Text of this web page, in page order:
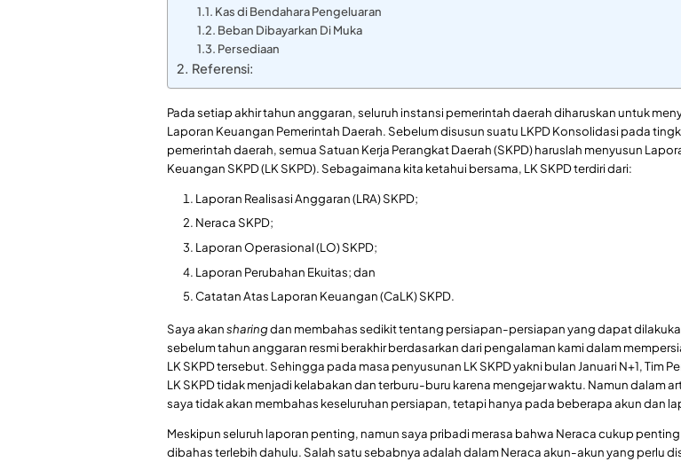
Kas di Bendahara Pengeluaran
Beban Dibayarkan Di Muka
Persediaan
Referensi:
Pada setiap akhir tahun anggaran, seluruh instansi pemerintah daerah diharuskan untuk
Laporan Keuangan Pemerintah Daerah. Sebelum disusun suatu LKPD Konsolidasi pada
pemerintah daerah, semua Satuan Kerja Perangkat Daerah (SKPD) haruslah menyusun
Keuangan SKPD (LK SKPD). Sebagaimana kita ketahui bersama, LK SKPD terdiri dari:
Laporan Realisasi Anggaran (LRA) SKPD;
Neraca SKPD;
Laporan Operasional (LO) SKPD;
Laporan Perubahan Ekuitas; dan
Catatan Atas Laporan Keuangan (CaLK) SKPD.
Saya akansharingdan membahas sedikit tentang persiapan-persiapan yang dapat
sebelum tahun anggaran resmi berakhir berdasarkan dari pengalaman kami dalam
LK SKPD tersebut. Sehingga pada masa penyusunan LK SKPD yakni bulan Januari N+1, Tim
LK SKPD tidak menjadi kelabakan dan terburu-buru karena mengejar waktu. Namun dalam
saya tidak akan membahas keseluruhan persiapan, tetapi hanya pada beberapa akun dan
Meskipun seluruh laporan penting, namun saya pribadi merasa bahwa Neraca cukup
dibahas terlebih dahulu. Salah satu sebabnya adalah dalam Neraca akun-akun yang perlu